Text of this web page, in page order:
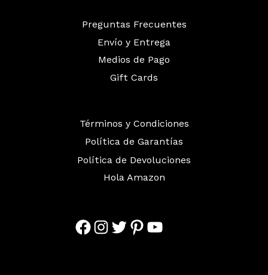
Preguntas Frecuentes
Envío y Entrega
Medios de Pago
Gift Cards
Términos y Condiciones
Política de Garantías
Política de Devoluciones
Hola Amazon
Facebook
Instagram
Twitter
Pinterest